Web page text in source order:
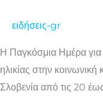
ειδήσεις-gr
Η Παγκόσμια Ημέρα για
ηλικίας στην
Σλοβενία από τις 20
μεγαλύτερης